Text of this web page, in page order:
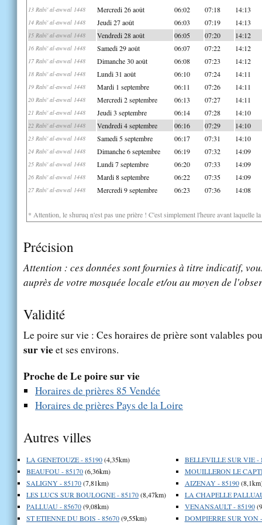
13 Rabi' al-awwal 1448 Mercredi 26 août 06:02 07:18 14:13
14 Rabi' al-awwal 1448 Jeudi 27 août 06:03 07:19 14:13
15 Rabi' al-awwal 1448 Vendredi 28 août 06:05 07:20 14:12
16 Rabi' al-awwal 1448 Samedi 29 août 06:07 07:22 14:12
17 Rabi' al-awwal 1448 Dimanche 30 août 06:08 07:23 14:12
18 Rabi' al-awwal 1448 Lundi 31 août 06:10 07:24 14:11
19 Rabi' al-awwal 1448 Mardi 1 septembre 06:11 07:26 14:11
20 Rabi' al-awwal 1448 Mercredi 2 septembre 06:13 07:27 14:11
21 Rabi' al-awwal 1448 Jeudi 3 septembre 06:14 07:28 14:10
22 Rabi' al-awwal 1448 Vendredi 4 septembre 06:16 07:29 14:10
23 Rabi' al-awwal 1448 Samedi 5 septembre 06:17 07:31 14:10
24 Rabi' al-awwal 1448 Dimanche 6 septembre 06:19 07:32 14:09
25 Rabi' al-awwal 1448 Lundi 7 septembre 06:20 07:33 14:09
26 Rabi' al-awwal 1448 Mardi 8 septembre 06:22 07:35 14:09
27 Rabi' al-awwal 1448 Mercredi 9 septembre 06:23 07:36 14:08
* Attention, le shuruq n'est pas une prière ! C'est simplement l'heure avant laquelle
Précision
Attention : ces données sont fournies à titre indicatif,
auprès de votre mosquée locale et/ou au moyen de
Validité
Le poire sur vie : Ces horaires de prière sont valables
sur vieet ses environs.
Proche de Le poire sur vie
Horaires de prières 85 Vendée
Horaires de prières Pays de la Loire
Autres villes
LA GENETOUZE - 85190(4,35km)
BEAUFOU - 85170(6,36km)
SALIGNY - 85170(7,81km)
LES LUCS SUR BOULOGNE - 85170(8,47km)
PALLUAU - 85670(9,08km)
ST ETIENNE DU BOIS - 85670(9,55km)
BELLEVILLE SUR VIE -
MOUILLERON LE
AIZENAY - 85190
LA CHAPELLE
VENANSAULT - 85190
DOMPIERRE SUR YON